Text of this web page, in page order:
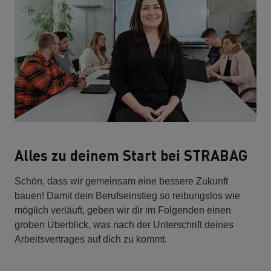
Alles zu deinem Start bei STRABAG
Schön, dass wir gemeinsam eine bessere Zukunft
bauen! Damit dein Berufseinstieg so reibungslos wie
möglich verläuft, geben wir dir im Folgenden einen
groben Überblick, was nach der Unterschrift deines
Arbeitsvertrages auf dich zu kommt.